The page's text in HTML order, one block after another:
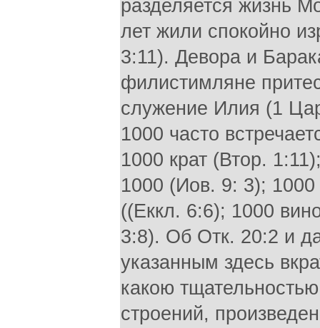
разделяется жизнь
лет жили спокойно
3:11). Девора и
филистимляне
служение Илия (1
1000 часто
1000 крат (Втор.
1000 (Иов. 9: 3);
((Еккл. 6:6); 1000
3:8). Об Отк. 20:2 и
указанным здесь
какою
строений,